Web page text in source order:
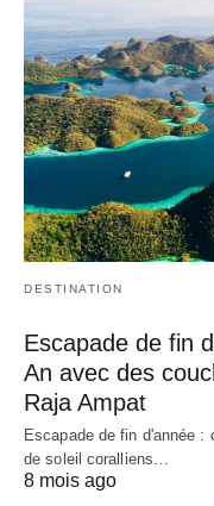
DESTINATION
Escapade de fin
An avec des
Raja Ampat
Escapade de fin d'année :
de soleil coralliens…
8 mois ago